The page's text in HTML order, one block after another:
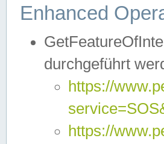
Enhanced
durchgeführt
https://
https://